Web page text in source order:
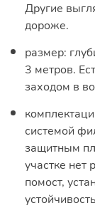
Другие
дороже.
размер:
3 метров.
заходом в
системой
защитным
участке нет
помост,